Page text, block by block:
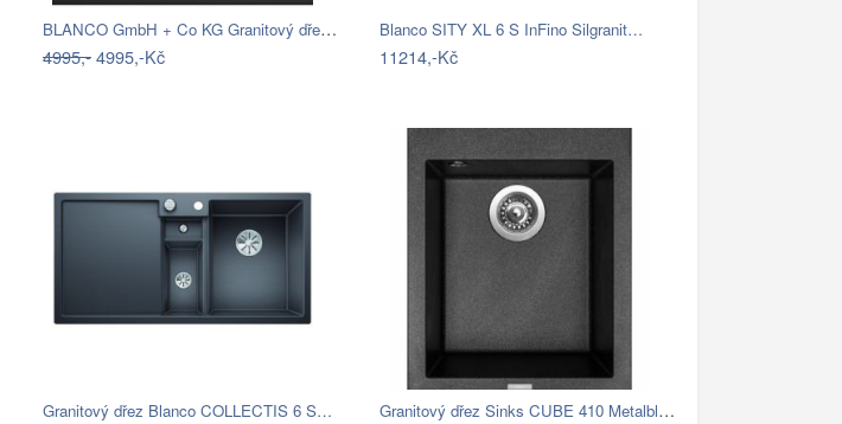
BLANCO GmbH + Co KG Granitový dřez…
4995,-4995,-Kč
Blanco SITY XL 6 S InFino Silgranit…
11214,-Kč
Granitový dřez Blanco COLLECTIS 6 S… Granitový dřez Sinks CUBE 410 Metalblack